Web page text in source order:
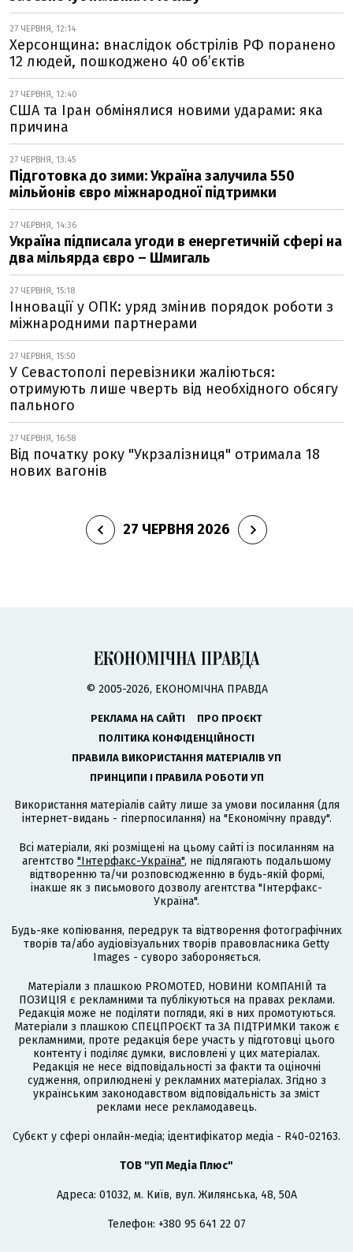
27 ЧЕРВНЯ, 12:14
Херсонщина: внаслідок обстрілів РФ поранено
12 людей, пошкоджено 40 об’єктів
27 ЧЕРВНЯ, 12:40
США та Іран обмінялися новими ударами: яка
причина
27 ЧЕРВНЯ, 13:45
Підготовка до зими: Україна залучила 550
мільйонів євро міжнародної підтримки
27 ЧЕРВНЯ, 14:36
Україна підписала угоди в енергетичній сфері на
два мільярда євро – Шмигаль
27 ЧЕРВНЯ, 15:18
Інновації у ОПК: уряд змінив порядок роботи з
міжнародними партнерами
27 ЧЕРВНЯ, 15:50
У Севастополі перевізники жаліються:
отримують лише чверть від необхідного обсягу
пального
27 ЧЕРВНЯ, 16:58
Від початку року "Укрзалізниця" отримала 18
нових вагонів
27 ЧЕРВНЯ 2026
© 2005-2026, ЕКОНОМІЧНА ПРАВДА
РЕКЛАМА НА САЙТІ
ПРО ПРОЄКТ
ПОЛІТИКА КОНФІДЕНЦІЙНОСТІ
ПРАВИЛА ВИКОРИСТАННЯ МАТЕРІАЛІВ УП
ПРИНЦИПИ І ПРАВИЛА РОБОТИ УП
Використання матеріалів сайту лише за умови посилання (для
інтернет-видань - гіперпосилання) на "Економічну правду".
Всі матеріали, які розміщені на цьому сайті із посиланням на
агентство "Інтерфакс-Україна", не підлягають подальшому
відтворенню та/чи розповсюдженню в будь-якій формі,
інакше як з письмового дозволу агентства "Інтерфакс-
Україна".
Будь-яке копіювання, передрук та відтворення фотографічних
творів та/або аудіовізуальних творів правовласника Getty
Images - суворо забороняється.
Матеріали з плашкою PROMOTED, НОВИНИ КОМПАНІЙ та
ПОЗИЦІЯ є рекламними та публікуються на правах реклами.
Редакція може не поділяти погляди, які в них промотуються.
Матеріали з плашкою СПЕЦПРОЄКТ та ЗА ПІДТРИМКИ також є
рекламними, проте редакція бере участь у підготовці цього
контенту і поділяє думки, висловлені у цих матеріалах.
Редакція не несе відповідальності за факти та оціночні
судження, оприлюднені у рекламних матеріалах. Згідно з
українським законодавством відповідальність за зміст
реклами несе рекламодавець.
Cубєкт у сфері онлайн-медіа; ідентифікатор медіа - R40-02163.
ТОВ "УП Медіа Плюс"
Адреса: 01032, м. Київ, вул. Жилянська, 48, 50А
Телефон: +380 95 641 22 07